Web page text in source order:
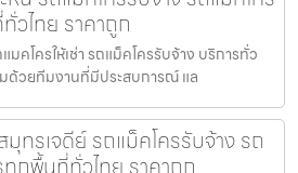
วไทย ราคาถูก
มคโครให้เช่า รถแม็คโครรับจ้าง บริการทั่ว
มด้วยทีมงานที่มีประสบการณ์ แล
มุทรเจดีย์ รถแม็คโครรับจ้าง รถ